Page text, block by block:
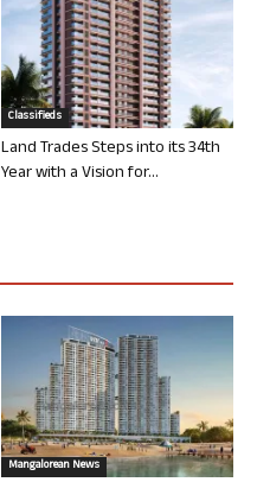
Classifieds
Land Trades Steps into its 34th
Year with a Vision for...
Mangalorean News